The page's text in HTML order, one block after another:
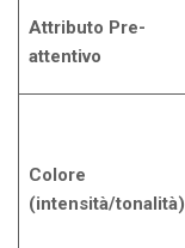
Attributo Pre-
attentivo
Colore
(intensità/tonalità)